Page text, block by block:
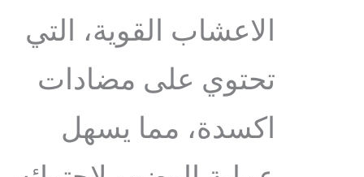
الاعشاب القوية، التي
تحتوي على مضادات
اكسدة، مما يسهل